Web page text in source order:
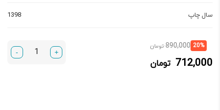
سال چاپ 1398
20%
890,000 تومانقیمت
712,000 تومان
قیمت
712,000 تومان.
+
-